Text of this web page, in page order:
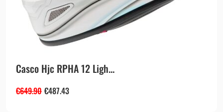
Casco Hjc RPHA 12 Ligh...
€649.90 €487.43